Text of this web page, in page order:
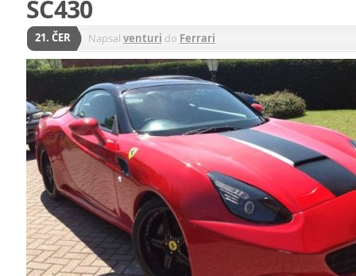
SC430
21. ČER Napsal venturi do Ferrari